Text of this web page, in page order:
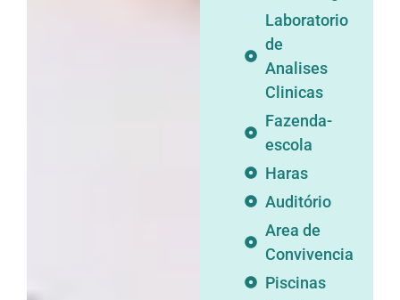
Laboratorio
de
Analises
Clinicas
Fazenda-
escola
Haras
Auditório
Area de
Convivencia
Piscinas